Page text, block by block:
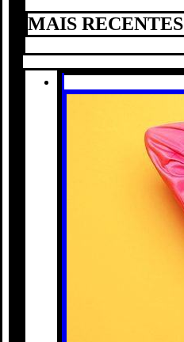
MAIS RECENTES